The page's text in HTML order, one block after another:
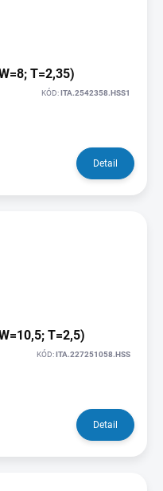
T=2,35)
KÓD:ITA.2542358.HSS1
Detail
T=2,5)
KÓD:ITA.227251058.HSS
Detail